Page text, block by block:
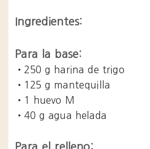
Ingredientes:
Para la base:
•250 g harina de trigo
•125 g mantequilla
•1 huevo M
•40 g agua helada
Para el relleno: